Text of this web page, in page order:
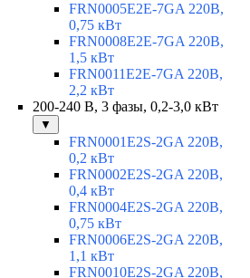
FRN0005E2E-7GA 220В,
0,75 кВт
FRN0008E2E-7GA 220В,
1,5 кВт
FRN0011E2E-7GA 220В,
2,2 кВт
200-240 В, 3 фазы, 0,2-3,0 кВт
▼
FRN0001E2S-2GA 220В,
0,2 кВт
FRN0002E2S-2GA 220В,
0,4 кВт
FRN0004E2S-2GA 220В,
0,75 кВт
FRN0006E2S-2GA 220В,
1,1 кВт
FRN0010E2S-2GA 220В,